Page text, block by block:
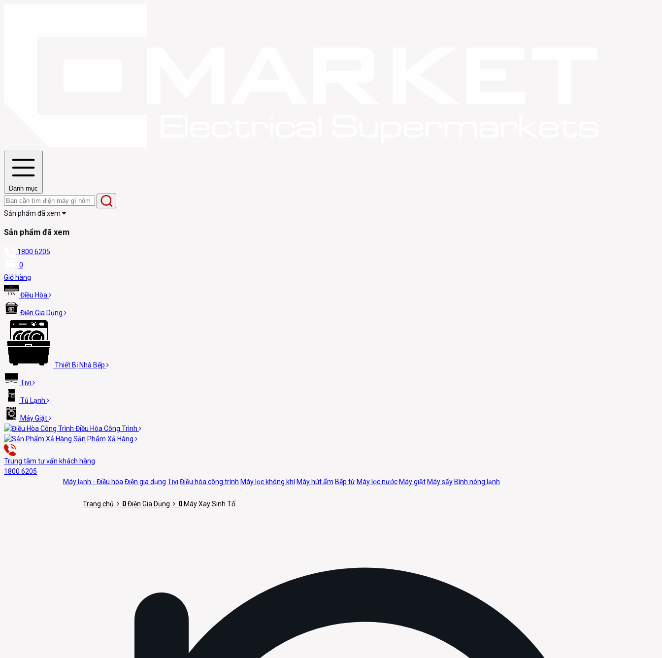
Danh mục
Sản phẩm đã xem
Sản phẩm đã xem
1800 6205
0
Giỏ hàng
Điều Hòa
Điện Gia Dụng
Thiết Bị Nhà Bếp
Tivi
Tủ Lạnh
Máy Giặt
Điều Hòa Công Trình
Sản Phẩm Xả Hàng
Trung tâm tư vấn khách hàng
1800 6205
Máy lạnh - Điều hòa Điện gia dụng Tivi Điều hòa công trình Máy lọc không khí Máy hút ẩm Bếp từ Máy lọc nước Máy giặt Máy sấy Bình nóng lạnh
Trang chủ 0Điện Gia Dụng 0 Máy Xay Sinh Tố